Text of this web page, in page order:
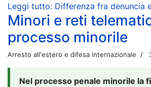
Leggi tutto: Differenza fra denuncia
Minori e reti
processo minorile
Arresto all'estero e difesa internazionale
Nel processo penale minorile la